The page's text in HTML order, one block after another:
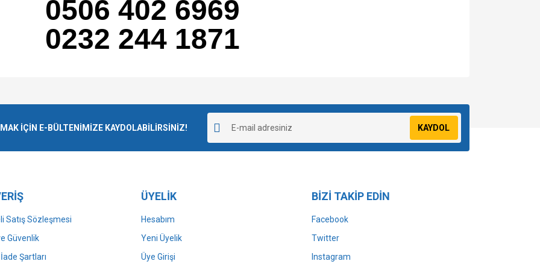
0506 402 6969
0232 244 1871
İÇİN E-BÜLTENİMİZE KAYDOLABİLİRSİNİZ! KAYDOL
Satış Sözleşmesi
Güvenlik
Şartları
ÜYELİK
Hesabım
Yeni Üyelik
Üye Girişi
BİZİ TAKİP EDİN
Facebook
Twitter
Instagram